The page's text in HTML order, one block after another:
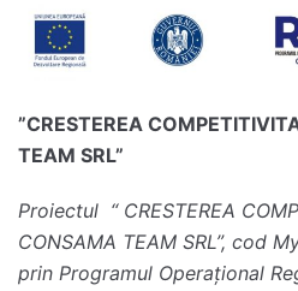
”CRESTEREA
TEAM SRL”
Proiectul “ CRESTEREA
CONSAMA TEAM SRL”, cod
prin Programul Operațional